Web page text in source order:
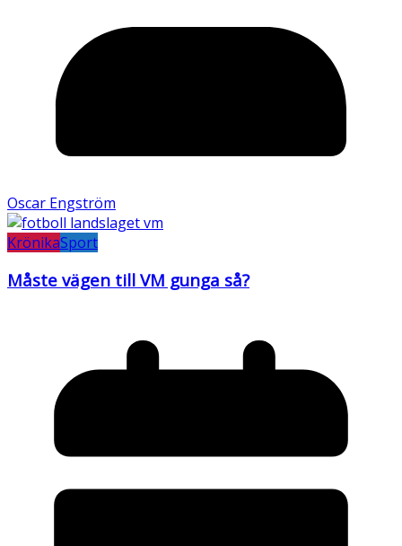
Oscar Engström
KrönikaSport
Måste vägen till VM gunga så?